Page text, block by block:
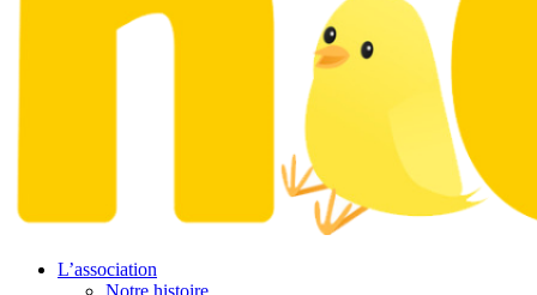
L’association
Notre histoire